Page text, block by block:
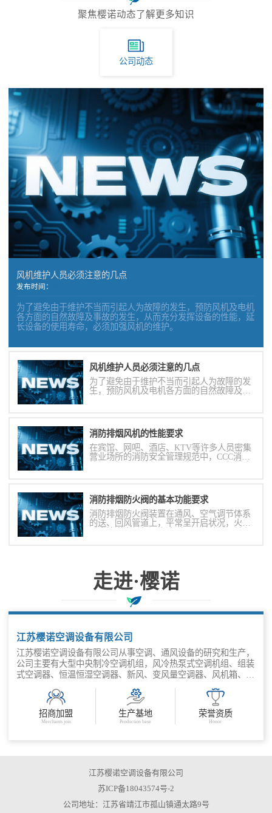
聚焦樱诺动态了解更多知识
公司动态
风机维护人员必须注意的几点
发布时间：
为了避免由于维护不当而引起人为故障的发生，预防风机及电机
各方面的自然故障及事故的发生，从而充分发挥设备的性能，延
长设备的使用寿命，必须加强风机的维护。
风机维护人员必须注意的几点
为了避免由于维护不当而引起人为故障的发
生，预防风机及电机各方面的自然故障及事
消防排烟风机的性能要求
在宾馆、网吧、酒店、KTV等许多人员密集
营业场所的消防安全管理规范中，CCC消防
消防排烟防火阀的基本功能要求
消防排烟防火阀装置在通风、空气调节体系
的送、回风管道上，平常呈开启状况，火灾
走进·樱诺
科技创新，价格合理，服务诚信
江苏樱诺空调设备有限公司
江苏樱诺空调设备有限公司从事空调、通风设备的研究和生产，
公司主要有大型中央制冷空调机组，风冷热泵式空调机组、组装
式空调器、恒温恒湿空调器、新风、变风量空调器、风机箱、风
热高效换气机、离心轴流风机、屋顶风机、诱导、射流排风机。
还有处理中、低频率环境噪音的阻抗复合式消声器，弧形、波
状、H状消声器。ZP-100、200长腔消声器，各种长臂、短臂消
效过滤器、吸收器，并且有一系列带有全自动功能控制的防火、
弧形等等及不锈钢的各种风口产品。 多年来，公司本着“用户满
意是我们所追求的，用户所想是我们应做到的”的经营理念；“科
技创新，价格合理，服务诚信”的企业宗旨。热忱欢迎海内外各
界人士。朋友前来洽谈、合作，携手共创辉煌的明天。
招商加盟
Merchants join
生产基地
Production base
荣誉资质
Honor
江苏樱诺空调设备有限公司
苏ICP备18043574号-2
公司地址：江苏省靖江市孤山镇通太路9号